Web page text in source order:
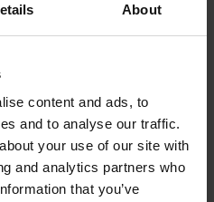
About
content and ads, to
and to analyse our traffic.
your use of our site with
and analytics partners who
that you’ve
LLC -